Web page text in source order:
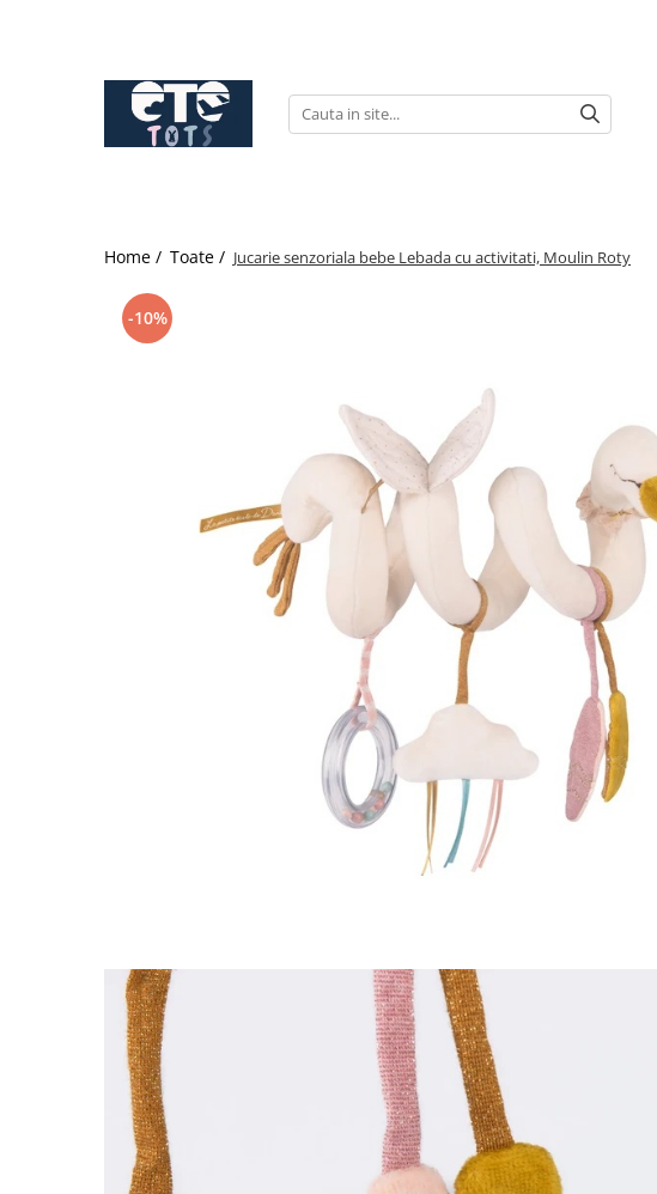
CĂRUCIOARE & SCAUNE AUTO
cărucioare YOYO
accesorii scaun auto
accesorii scaun avion
Home / Toate / Jucarie senzoriala bebe Lebada cu activitati, Moulin Roty
-10%